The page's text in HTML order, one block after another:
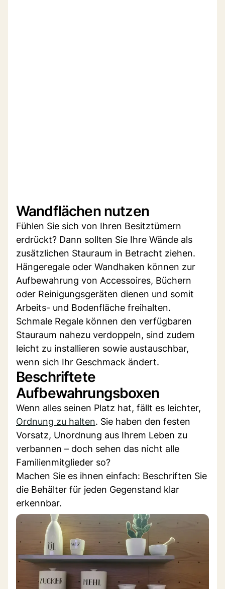
Wandflächen nutzen
Fühlen Sie sich von Ihren Besitztümern
erdrückt? Dann sollten Sie Ihre Wände als
zusätzlichen Stauraum in Betracht ziehen.
Hängeregale oder Wandhaken können zur
Aufbewahrung von Accessoires, Büchern
oder Reinigungsgeräten dienen und somit
Arbeits- und Bodenfläche freihalten.
Schmale Regale können den verfügbaren
Stauraum nahezu verdoppeln, sind zudem
leicht zu installieren sowie austauschbar,
wenn sich Ihr Geschmack ändert.
Beschriftete
Aufbewahrungsboxen
Wenn alles seinen Platz hat, fällt es leichter,
Ordnung zu halten. Sie haben den festen
Vorsatz, Unordnung aus Ihrem Leben zu
verbannen – doch sehen das nicht alle
Familienmitglieder so?
Machen Sie es ihnen einfach: Beschriften Sie
die Behälter für jeden Gegenstand klar
erkennbar.